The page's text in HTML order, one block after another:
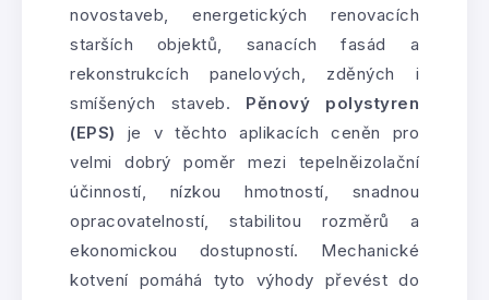
novostaveb, energetických renovacích
starších objektů, sanacích fasád a
rekonstrukcích panelových, zděných i
smíšených staveb. Pěnový polystyren
(EPS) je v těchto aplikacích ceněn pro
velmi dobrý poměr mezi tepelněizolační
účinností, nízkou hmotností, snadnou
opracovatelností, stabilitou rozměrů a
ekonomickou dostupností. Mechanické
kotvení pomáhá tyto výhody převést do